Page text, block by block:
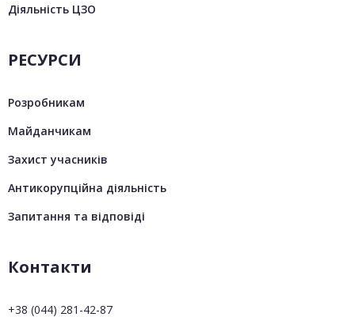
Діяльність ЦЗО
РЕСУРСИ
Розробникам
Майданчикам
Захист учасників
Антикорупційна діяльність
Запитання та відповіді
Контакти
+38 (044) 281-42-87